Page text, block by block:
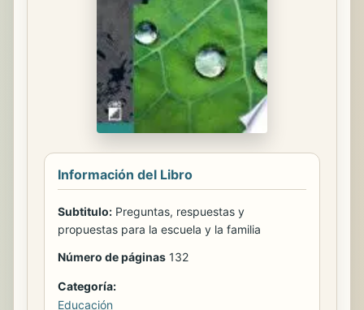
Información del Libro
Subtitulo: Preguntas, respuestas y
propuestas para la escuela y la familia
Número de páginas 132
Categoría:
Educación